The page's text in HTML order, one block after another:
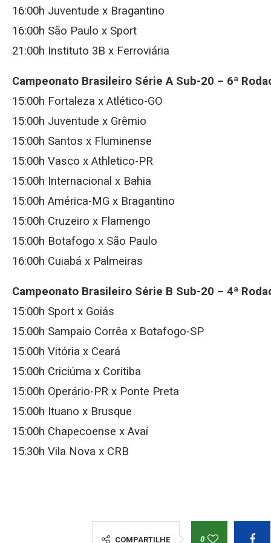
16:00h Juventude x Bragantino
16:00h São Paulo x Sport
21:00h Instituto 3B x Ferroviária
Campeonato Brasileiro Série A Sub-20 – 6ª
15:00h Fortaleza x Atlético-GO
15:00h Juventude x Grêmio
15:00h Santos x Fluminense
15:00h Vasco x Athletico-PR
15:00h Internacional x Bahia
15:00h América-MG x Bragantino
15:00h Cruzeiro x Flamengo
15:00h Botafogo x São Paulo
16:00h Cuiabá x Palmeiras
Campeonato Brasileiro Série B Sub-20 – 4ª
15:00h Sport x Goiás
15:00h Sampaio Corrêa x Botafogo-SP
15:00h Vitória x Ceará
15:00h Criciúma x Coritiba
15:00h Operário-PR x Ponte Preta
15:00h Ituano x Brusque
15:00h Chapecoense x Avaí
15:30h Vila Nova x CRB
COMPARTILHE 0